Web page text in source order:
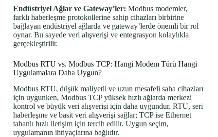
Endüstriyel Ağlar ve Gateway’ler: Modbus modemler,
farklı haberleşme protokollerine sahip cihazları birbirine
bağlayan endüstriyel ağlarda ve gateway’lerde önemli bir rol
oynar. Bu sayede veri alışverişi ve entegrasyon kolaylıkla
gerçekleştirilir.
Modbus RTU vs. Modbus TCP: Hangi Modem Türü Hangi
Uygulamalara Daha Uygun?
Modbus RTU, düşük maliyetli ve uzun mesafeli saha cihazları
için uygunken, Modbus TCP yüksek hızlı ağlarda merkezi
kontrol ve büyük veri alışverişi için daha uygundur. RTU, seri
haberleşme ve basit veri alışverişi sağlar; TCP ise Ethernet
tabanlı hızlı iletişim için tercih edilir. Uygun seçim,
uygulamanın ihtiyaçlarına bağlıdır.